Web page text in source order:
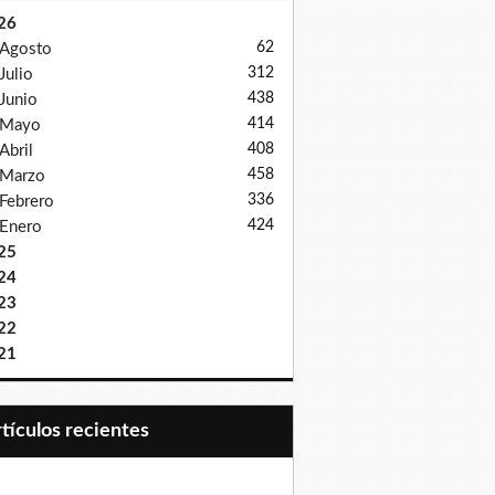
Agosto
62
Julio 312
Junio 438
Mayo 414
Abril 408
Marzo 458
Febrero 336
Enero 424
recientes